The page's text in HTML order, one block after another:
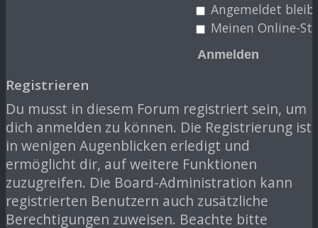
Angemeldet
Meinen Online-
Registrieren
Du musst in diesem Forum registriert sein, um
dich anmelden zu können. Die Registrierung ist
in wenigen Augenblicken erledigt und
ermöglicht dir, auf weitere Funktionen
zuzugreifen. Die Board-Administration kann
registrierten Benutzern auch zusätzliche
Berechtigungen zuweisen. Beachte bitte